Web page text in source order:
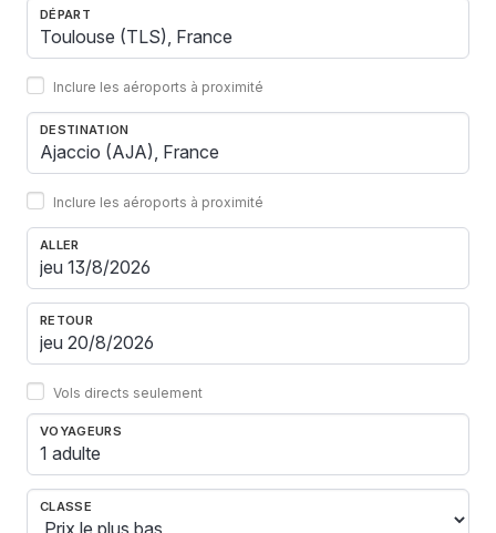
DÉPART
Inclure les aéroports à proximité
DESTINATION
Inclure les aéroports à proximité
ALLER
RETOUR
Vols directs seulement
VOYAGEURS
1 adulte
CLASSE